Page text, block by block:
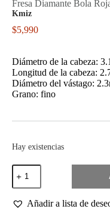
Fresa Diamante Bola
Kmiz
$5,990
Diámetro de la cabeza:
Longitud de la cabeza:
Diámetro del vástago:
Grano: fino
Hay existencias
Fresa
Diamante
Bola
Roja
3.1mm
Añadir a lista de